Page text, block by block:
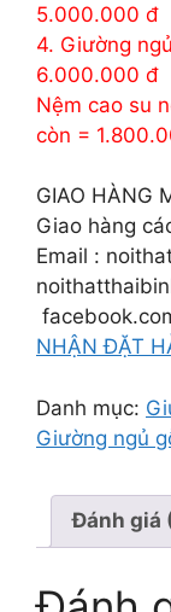
5.000.000 đ
4. Giường
6.000.000 đ
Nệm cao su
còn =
GIAO HÀNG
Giao hàng
Email :
NHẬN ĐẶT
Danh mục:
Giường ngủ
Đánh giá